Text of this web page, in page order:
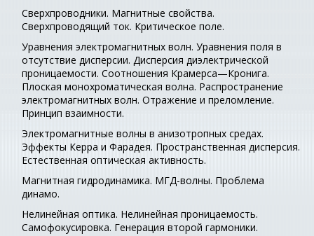
Сверхпроводники. Магнитные свойства.
Сверхпроводящий ток. Критическое поле.
Уравнения электромагнитных волн. Уравнения поля в
отсутствие дисперсии. Дисперсия диэлектрической
проницаемости. Соотношения Крамерса—Кронига.
Плоская монохроматическая волна. Распространение
электромагнитных волн. Отражение и преломление.
Принцип взаимности.
Электромагнитные волны в анизотропных средах.
Эффекты Керра и Фарадея. Пространственная дисперсия.
Естественная оптическая активность.
Магнитная гидродинамика. МГД-волны. Проблема
динамо.
Нелинейная оптика. Нелинейная проницаемость.
Самофокусировка. Генерация второй гармоники.